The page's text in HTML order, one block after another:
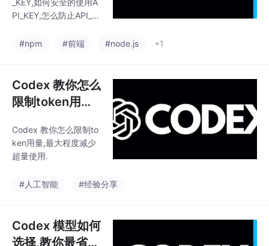
样做
_KEY,如何安全的使用A
PI_KEY,怎么防止API_K
怎么处理
#npm #前端 #node.js +1
Codex 教你怎么
限制token用量,
量使用
Codex 教你怎么限制to
ken用量,最大程度减少
超量使用.
#人工智能 #经验分享
Codex 模型如何
选择,教你最省也